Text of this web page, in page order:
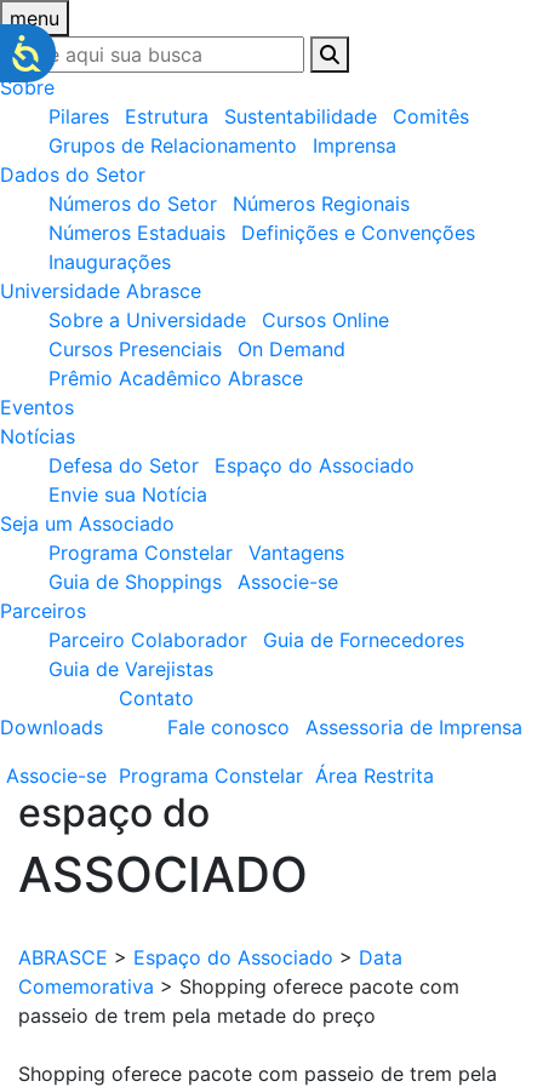
menu
Sobre
Pilares
Estrutura Sustentabilidade
Comitês
Grupos de Relacionamento
Imprensa
Dados do Setor
Números do Setor
Números Regionais
Números Estaduais
Definições e Convenções
Inaugurações
Universidade Abrasce
Sobre a Universidade
Cursos Online
Cursos Presenciais
On Demand
Prêmio Acadêmico Abrasce
Eventos
Notícias
Defesa do Setor
Espaço do Associado
Envie sua Notícia
Seja um Associado
Programa Constelar
Vantagens
Guia de Shoppings
Associe-se
Parceiros
Parceiro Colaborador
Guia de Fornecedores
Guia de Varejistas
Downloads
Contato
Fale conosco
Assessoria de Imprensa
Associe-se Programa Constelar Área Restrita
espaço do
ASSOCIADO
ABRASCE > Espaço do Associado > Data
Comemorativa > Shopping oferece pacote com
passeio de trem pela metade do preço
Shopping oferece pacote com passeio de trem pela